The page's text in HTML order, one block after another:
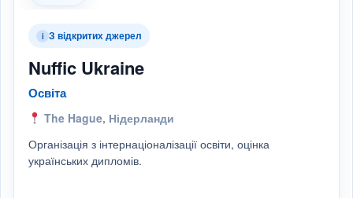
i З відкритих джерел
Nuffic Ukraine
Освіта
The Hague, Нідерланди
Організація з інтернаціоналізації освіти, оцінка
українських дипломів.